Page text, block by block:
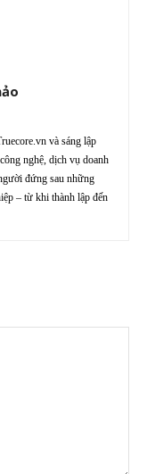
và sáng lập
nghệ, dịch vụ doanh
đứng sau những
– từ khi thành lập đến